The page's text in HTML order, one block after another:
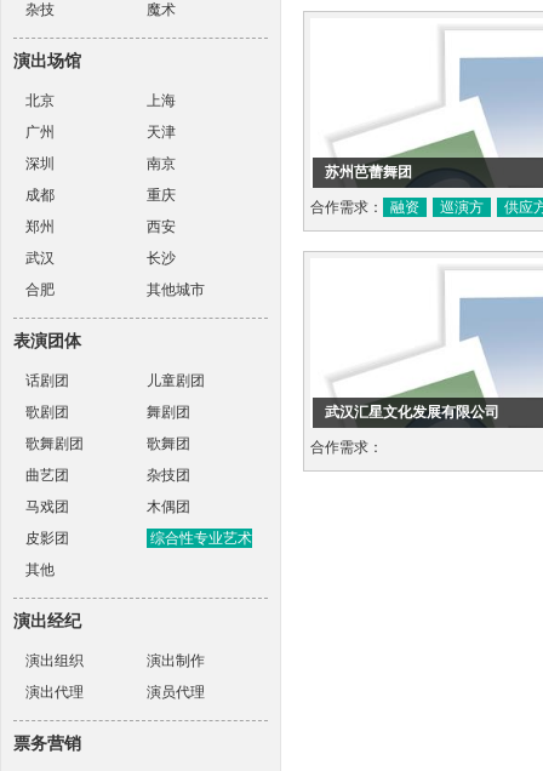
杂技
魔术
演出场馆
北京
上海
广州
天津
深圳
南京
成都
重庆
郑州
西安
武汉
长沙
合肥
其他城市
表演团体
话剧团
儿童剧团
歌剧团
舞剧团
歌舞剧团
歌舞团
曲艺团
杂技团
马戏团
木偶团
皮影团
综合性专业艺术
其他
演出经纪
演出组织
演出制作
演出代理
演员代理
票务营销
苏州芭蕾舞团
合作需求： 融资 巡演方 供应
武汉汇星文化发展有限公司
合作需求：